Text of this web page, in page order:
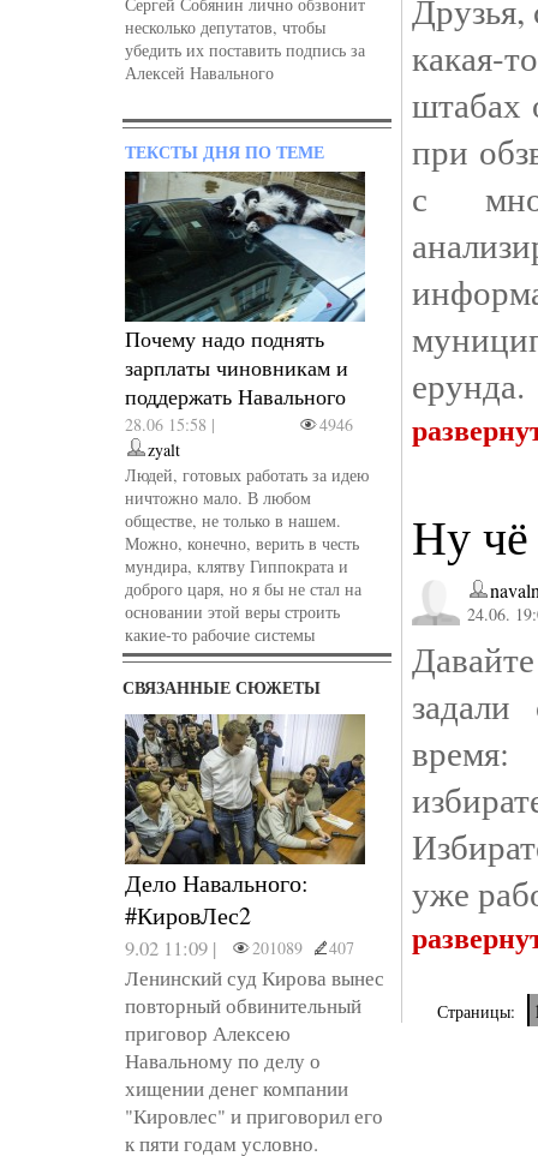
несколько депутатов, чтобы
убедить их поставить подпись за
Алексей Навального
ТЕКСТЫ ДНЯ ПО ТЕМЕ
Почему надо поднять
зарплаты чиновникам и
поддержать Навального
28.06 15:58 |
4946
zyalt
Людей, готовых работать за идею
ничтожно мало. В любом
обществе, не только в нашем.
Можно, конечно, верить в честь
мундира, клятву Гиппократа и
доброго царя, но я бы не стал на
основании этой веры строить
какие-то рабочие системы
СВЯЗАННЫЕ СЮЖЕТЫ
Дело Навального:
#КировЛес2
9.02 11:09 | 201089 407
Ленинский суд Кирова вынес
повторный обвинительный
приговор Алексею
Навальному по делу о
хищении денег компании
"Кировлес" и приговорил его
к пяти годам условно.
какая-
штабах
при
с
ерунда.
Ну чё
24.06.
уже
Страницы: